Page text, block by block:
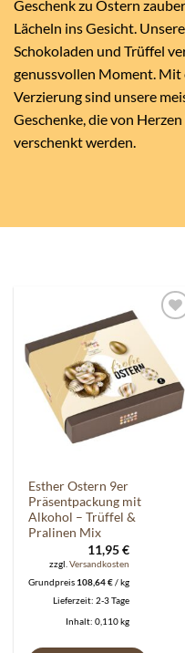
Geschenk zu Ostern
Lächeln ins Gesicht.
Schokoladen und Trüffel
genussvollen Moment.
Verzierung sind unsere
Geschenke, die von
verschenkt werden.
Auf die
Wunschliste
Esther Ostern 9er
Präsentpackung mit
Alkohol – Trüffel &
Pralinen Mix
11,95€
zzgl.Versandkosten
Grundpreis 108,64€/kg
Lieferzeit:2-3 Tage
Inhalt: 0,110kg